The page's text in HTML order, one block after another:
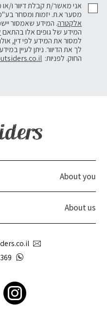
אני מאשר/ת קבלת דיוור ו/או
מסער א.ת. יזמות ומסחר
אלקטרה. המידע שאמסור
המידע של גופים אלו בהתאם
למסור את המידע לפי דין,
לך את הדיוור. ניתן לעיין
החוק. לפניות:
About you
About us